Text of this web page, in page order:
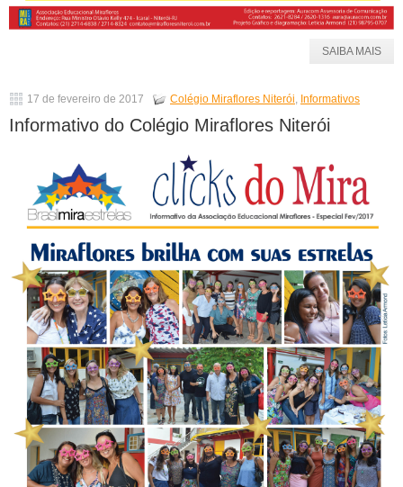
SAIBA MAIS
17 de fevereiro de 2017 Colégio Miraflores Niterói, Informativos
Informativo do Colégio Miraflores Niterói